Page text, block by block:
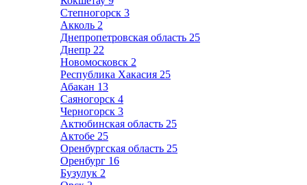
Степногорск 3
Акколь 2
Днепропетровская область 25
Днепр 22
Новомосковск 2
Республика Хакасия 25
Абакан 13
Саяногорск 4
Черногорск 3
Актюбинская область 25
Актобе 25
Оренбургская область 25
Оренбург 16
Бузулук 2